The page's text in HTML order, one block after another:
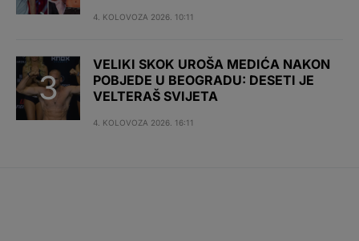
4. KOLOVOZA 2026. 10:11
VELIKI SKOK UROŠA MEDIĆA NAKON
POBJEDE U BEOGRADU: DESETI JE
VELTERAŠ SVIJETA
4. KOLOVOZA 2026. 16:11